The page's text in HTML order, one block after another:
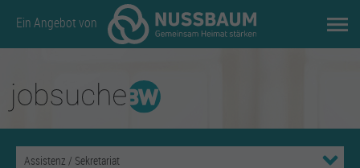
Ein Angebot von